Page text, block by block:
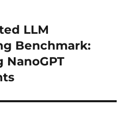
LLM
Benchmark:
NanoGPT